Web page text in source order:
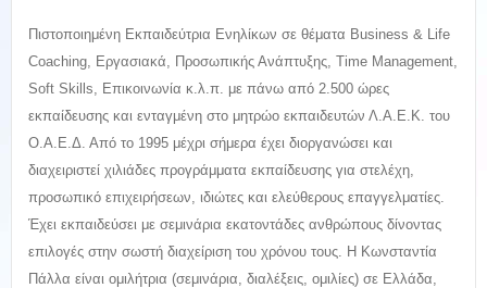
Πιστοποιημένη Εκπαιδεύτρια Ενηλίκων σε θέματα Business & Life
Coaching, Εργασιακά, Προσωπικής Ανάπτυξης, Time Management,
Soft Skills, Επικοινωνία κ.λ.π. με πάνω από 2.500 ώρες
εκπαίδευσης και ενταγμένη στο μητρώο εκπαιδευτών Λ.Α.Ε.Κ. του
Ο.Α.Ε.Δ. Από το 1995 μέχρι σήμερα έχει διοργανώσει και
διαχειριστεί χιλιάδες προγράμματα εκπαίδευσης για στελέχη,
προσωπικό επιχειρήσεων, ιδιώτες και ελεύθερους επαγγελματίες.
Έχει εκπαιδεύσει με σεμινάρια εκατοντάδες ανθρώπους δίνοντας
επιλογές στην σωστή διαχείριση του χρόνου τους. Η Κωνσταντία
Πάλλα είναι ομιλήτρια (σεμινάρια, διαλέξεις, ομιλίες) σε Ελλάδα,